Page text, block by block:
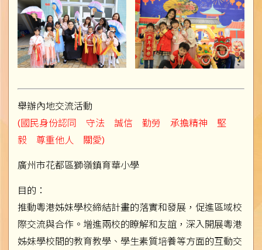
舉辦內地交流活動
(國民身份認同 守法 誠信 勤勞 承擔精神 堅
毅 尊重他人 關愛)
廣州市花都區獅嶺鎮育華小學
目的：
推動粵港姊妹學校締結計畫的落實和發展，促進區域校
際交流與合作。增進兩校的瞭解和友誼，深入開展粵港
姊妹學校間的教育教學、學生素質培養等方面的互動交